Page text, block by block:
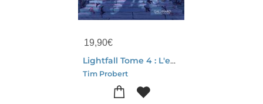
19,90€
Lightfall Tome 4 : L'entre-deux-mondes
Tim Probert